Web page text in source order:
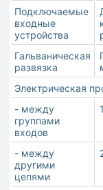
Подключаемые
входные
устройства
Гальваническая
развязка
Электрическая
- между
группами
входов
- между
другими
цепями